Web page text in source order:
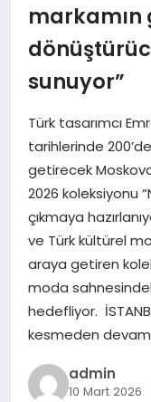
EKONOMI
MAGAZIN
markamın
sunuyor”
Türk tasarımcı
tarihlerinde
getirecek
2026 koleksiyonu
çıkmaya
ve Türk kültürel
araya getiren
moda
hedefliyor.
kesmeden
admin
10 Mart 2026